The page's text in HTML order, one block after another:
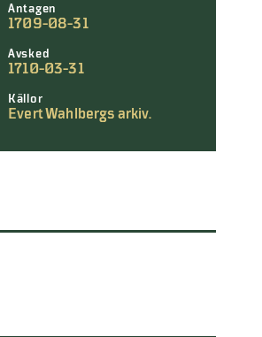
Antagen
1709-08-31
Avsked
1710-03-31
Källor
Evert Wahlbergs arkiv.